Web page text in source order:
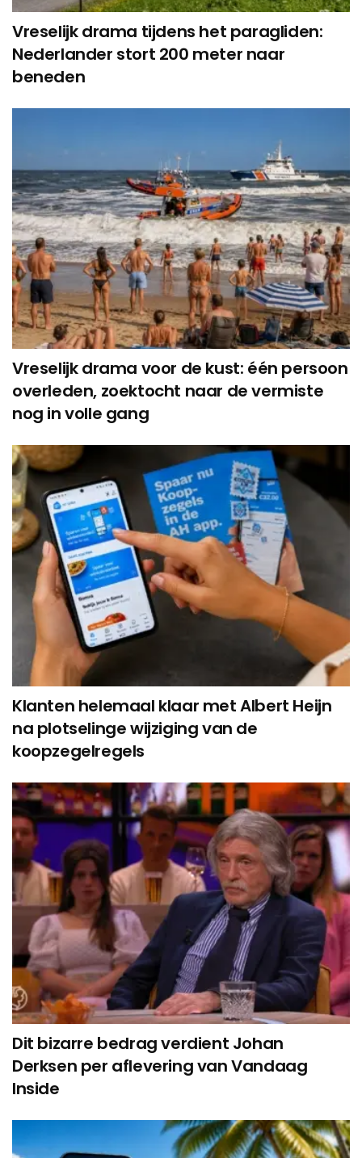
Vreselijk drama tijdens het paragliden:
Nederlander stort 200 meter naar
beneden
Vreselijk drama voor de kust: één persoon
overleden, zoektocht naar de vermiste
nog in volle gang
Klanten helemaal klaar met Albert Heijn
na plotselinge wijziging van de
koopzegelregels
Dit bizarre bedrag verdient Johan
Derksen per aflevering van Vandaag
Inside